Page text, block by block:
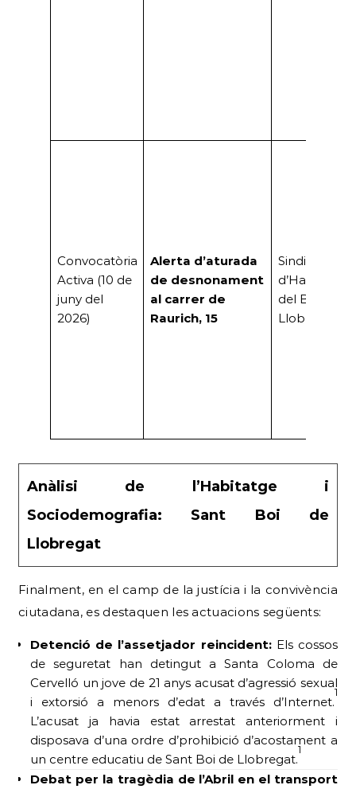
Convocatòria
Activa (10 de
juny del
2026)
Alerta d’aturada
de desnonament
al carrer de
Raurich, 15
Sindicat
d’Habitatge
del Baix
Llobregat
Anàlisi de l’Habitatge i
Sociodemografia: Sant Boi de
Llobregat
Finalment, en el camp de la justícia i la convivència
ciutadana, es destaquen les actuacions següents:
Detenció de l’assetjador reincident:Els cossos
de seguretat han detingut a Santa Coloma de
Cervelló un jove de 21 anys acusat d’agressió sexual
i extorsió a menors d’edat a través d’Internet.
1
L’acusat ja havia estat arrestat anteriorment i
disposava d’una ordre d’prohibició d’acostament a
un centre educatiu de Sant Boi de Llobregat.
1
Debat per la tragèdia de l’Abril en el transport